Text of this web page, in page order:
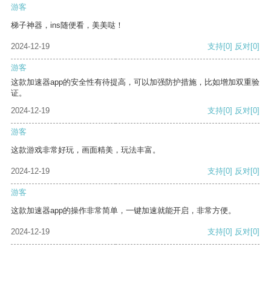
游客
梯子神器，ins随便看，美美哒！
2024-12-19 支持[0] 反对[0]
游客
这款加速器app的安全性有待提高，可以加强防护措施，比如增加双重验
证。
2024-12-19
支持[0] 反对[0]
游客
这款游戏非常好玩，画面精美，玩法丰富。
2024-12-19 支持[0] 反对[0]
游客
这款加速器app的操作非常简单，一键加速就能开启，非常方便。
2024-12-19 支持[0] 反对[0]